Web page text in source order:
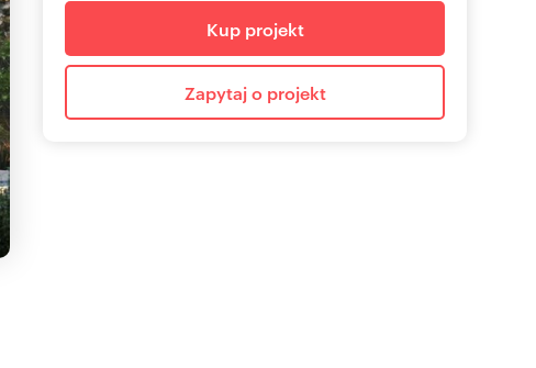
Kup projekt
Zapytaj o projekt